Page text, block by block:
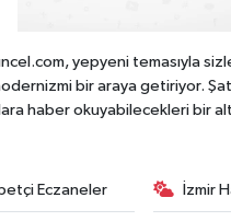
yepyeni temasıyla
bir araya getiriyor.
haber okuyabilecekleri bir
Eczaneler İzmir